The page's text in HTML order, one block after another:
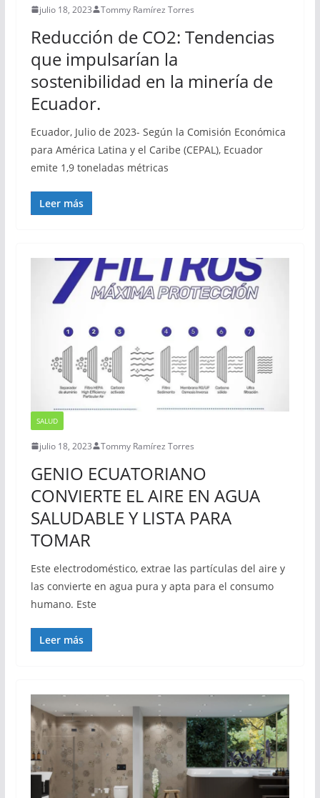
julio 18, 2023 Tommy Ramírez Torres
Reducción de CO2: Tendencias
que impulsarían la
sostenibilidad en la minería de
Ecuador.
Ecuador, Julio de 2023- Según la Comisión Económica
para América Latina y el Caribe (CEPAL), Ecuador
emite 1,9 toneladas métricas
Leer más
SALUD
julio 18, 2023 Tommy Ramírez Torres
GENIO ECUATORIANO
CONVIERTE EL AIRE EN AGUA
SALUDABLE Y LISTA PARA
TOMAR
Este electrodoméstico, extrae las partículas del aire y
las convierte en agua pura y apta para el consumo
humano. Este
Leer más